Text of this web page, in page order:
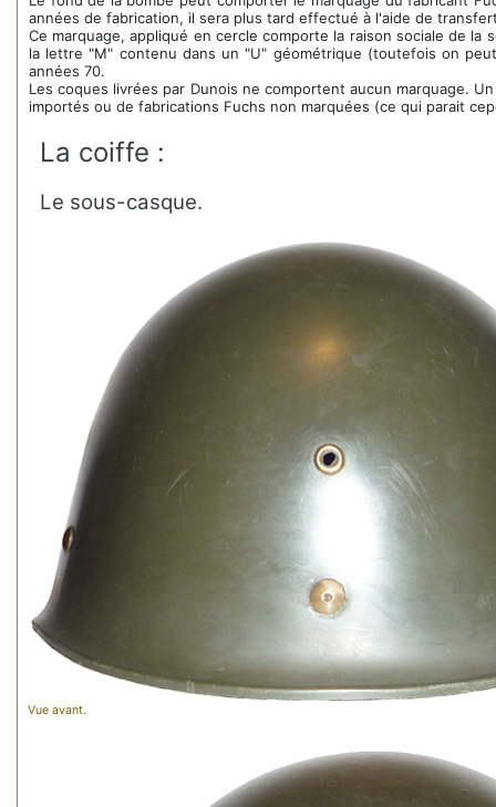
années de fabrication, il sera plus tard effectué à l'aide de
Ce marquage, appliqué en cercle comporte la raison sociale de
la lettre "M" contenu dans un "U" géométrique (toutefois on
années 70.
Les coques livrées par Dunois ne comportent aucun marquage.
importés ou de fabrications Fuchs non marquées (ce qui parait
La coiffe :
Le sous-casque.
Vue avant.